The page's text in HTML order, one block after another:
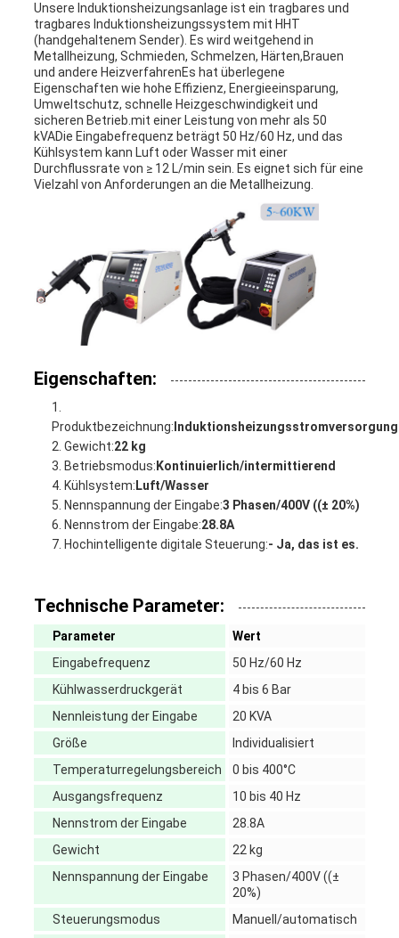
Unsere Induktionsheizungsanlage ist ein tragbares und
tragbares Induktionsheizungssystem mit HHT
(handgehaltenem Sender). Es wird weitgehend in
Metallheizung, Schmieden, Schmelzen, Härten,Brauen
und andere HeizverfahrenEs hat überlegene
Eigenschaften wie hohe Effizienz, Energieeinsparung,
Umweltschutz, schnelle Heizgeschwindigkeit und
sicheren Betrieb.mit einer Leistung von mehr als 50
kVADie Eingabefrequenz beträgt 50 Hz/60 Hz, und das
Kühlsystem kann Luft oder Wasser mit einer
Durchflussrate von ≥ 12 L/min sein. Es eignet sich für eine
Vielzahl von Anforderungen an die Metallheizung.
Eigenschaften:
Produktbezeichnung: Induktionsheizungsstromversorgung
Gewicht:22 kg
Betriebsmodus: Kontinuierlich/intermittierend
Kühlsystem: Luft/Wasser
Nennspannung der Eingabe:3 Phasen/400V ((± 20%)
Nennstrom der Eingabe:28.8A
Hochintelligente digitale Steuerung:- Ja, das ist es.
Technische Parameter:
Parameter
Wert
Eingabefrequenz
50 Hz/60 Hz
Kühlwasserdruckgerät
4 bis 6 Bar
Nennleistung der Eingabe
20 KVA
Größe
Individualisiert
Temperaturregelungsbereich
0 bis 400°C
Ausgangsfrequenz
10 bis 40 Hz
Nennstrom der Eingabe
28.8A
Gewicht
22 kg
Nennspannung der Eingabe
3 Phasen/400V ((±
20%)
Steuerungsmodus
Manuell/automatisch